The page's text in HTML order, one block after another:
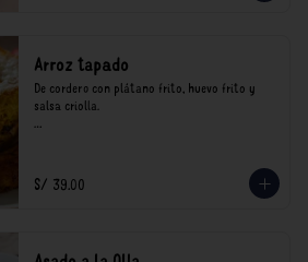
Arroz tapado
De cordero con plátano frito, huevo frito y
salsa criolla.
consumo.
S/ 39.00